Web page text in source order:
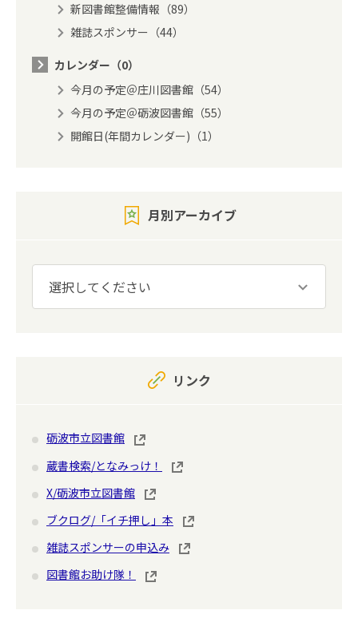
新図書館整備情報（89）
雑誌スポンサー（44）
カレンダー（0）
今月の予定＠庄川図書館（54）
今月の予定＠砺波図書館（55）
開館日(年間カレンダー)（1）
月別アーカイブ
リンク
砺波市立図書館
蔵書検索/となみっけ！
X/砺波市立図書館
ブクログ/「イチ押し」本
雑誌スポンサーの申込み
図書館お助け隊！